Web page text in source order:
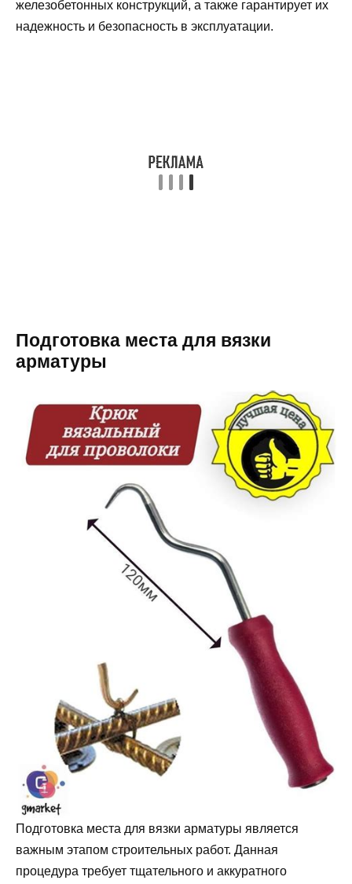
железобетонных конструкций, а также гарантирует их
надежность и безопасность в эксплуатации.
Подготовка места для вязки
арматуры
Подготовка места для вязки арматуры является
важным этапом строительных работ. Данная
процедура требует тщательного и аккуратного